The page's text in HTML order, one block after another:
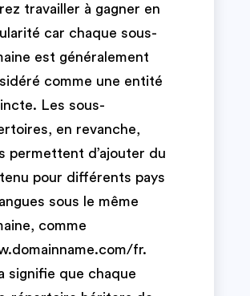
travailler à gagner en
car chaque sous-
est généralement
comme une entité
Les sous-
en revanche,
permettent d’ajouter du
pour différents pays
sous le même
comme
fr.
signifie que chaque